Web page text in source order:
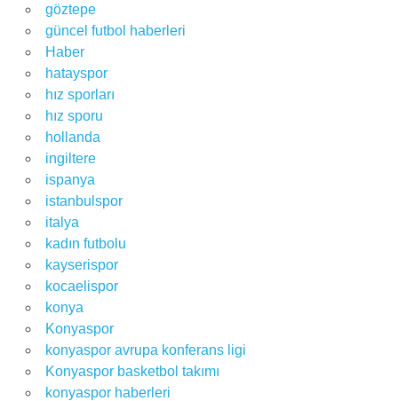
göztepe
güncel futbol haberleri
Haber
hatayspor
hız sporları
hız sporu
hollanda
ingiltere
ispanya
istanbulspor
italya
kadın futbolu
kayserispor
kocaelispor
konya
Konyaspor
konyaspor avrupa konferans ligi
Konyaspor basketbol takımı
konyaspor haberleri